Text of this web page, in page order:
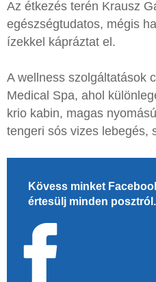
Az étkezés terén Krausz
egészségtudatos, mégis
ízekkel kápráztat el.
A wellness szolgáltatások
Medical Spa, ahol
krio kabin, magas
tengeri sós vizes lebegés,
Kövess minket
értesülj minden posztról.